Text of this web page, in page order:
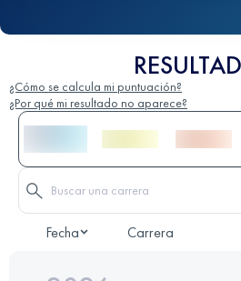
¿Cómo se calcula mi puntuación?
¿Por qué mi resultado no aparece?
Fecha Carrera